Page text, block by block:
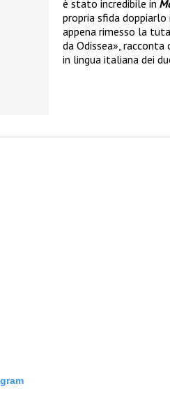
è stato incredibile in
propria sfida
appena rimesso la
da Odissea»,
in lingua italiana dei